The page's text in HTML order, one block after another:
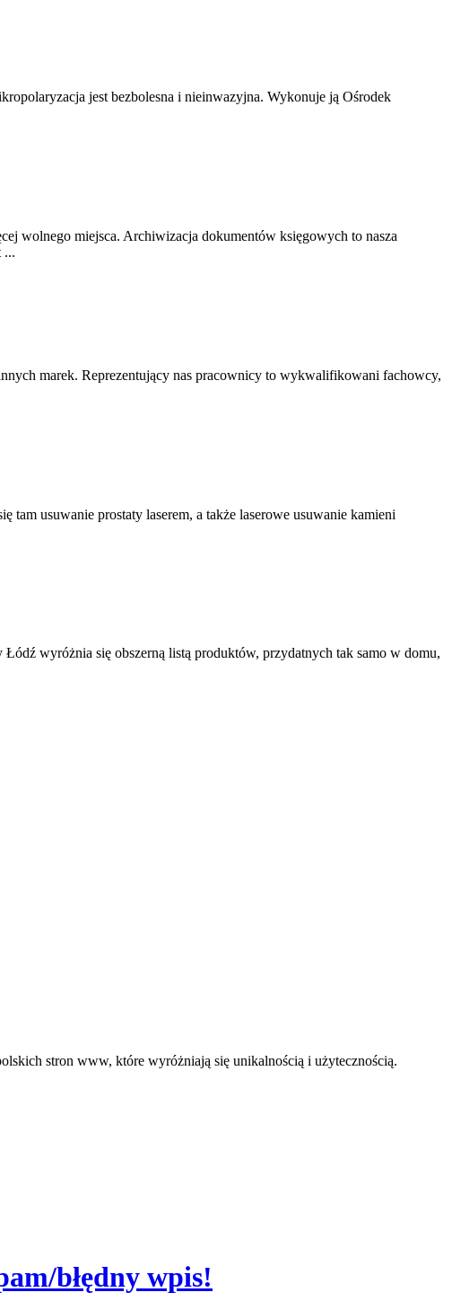
jest bezbolesna i nieinwazyjna. Wykonuje ją Ośrodek
wolnego miejsca. Archiwizacja dokumentów księgowych to nasza
...
marek. Reprezentujący nas pracownicy to wykwalifikowani fachowcy,
tam usuwanie prostaty laserem, a także laserowe usuwanie kamieni
wyróżnia się obszerną listą produktów, przydatnych tak samo w domu,
stron www, które wyróżniają się unikalnością i użytecznością.
błędny wpis!